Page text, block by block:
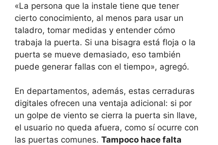
«La persona que la instale tiene que tener
cierto conocimiento, al menos para usar un
taladro, tomar medidas y entender cómo
trabaja la puerta. Si una bisagra está floja o la
puerta se mueve demasiado, eso también
puede generar fallas con el tiempo», agregó.
En departamentos, además, estas cerraduras
digitales ofrecen una ventaja adicional: si por
un golpe de viento se cierra la puerta sin llave,
el usuario no queda afuera, como sí ocurre con
las puertas comunes. Tampoco hace falta